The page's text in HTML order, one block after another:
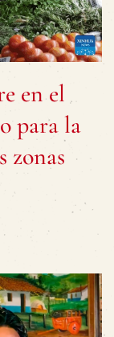
en el
para la
zonas